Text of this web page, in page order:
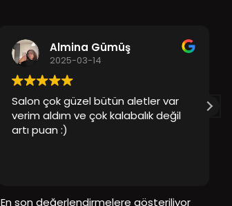
Almina Gümüş
2025-03-14
Salon çok güzel bütün aletler var
verim aldım ve çok kalabalık değil
artı puan :)
En son değerlendirmelere gösteriliyor